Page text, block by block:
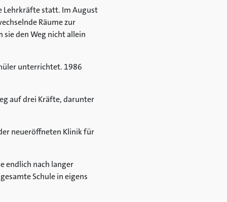
Lehrkräfte statt. Im August
Räume zur
den Weg nicht allein
unterrichtet. 1986
auf drei Kräfte, darunter
neueröffneten Klinik für
endlich nach langer
Schule in eigens